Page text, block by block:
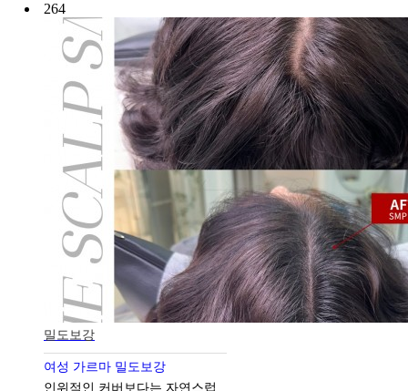
264
밀도보강
여성 가르마 밀도보강
인위적인 커버보다는 자연스럽